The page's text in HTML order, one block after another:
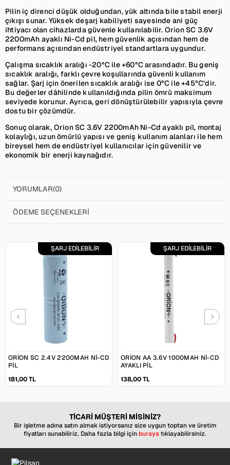
Pilin iç direnci düşük olduğundan, yük altında bile stabil enerji
çıkışı sunar. Yüksek deşarj kabiliyeti sayesinde ani güç
ihtiyacı olan cihazlarda güvenle kullanılabilir. Orion SC 3.6V
2200mAh ayaklı Ni-Cd pil, hem güvenlik açısından hem de
performans açısından endüstriyel standartlara uygundur.
Çalışma sıcaklık aralığı -20°C ile +60°C arasındadır. Bu geniş
sıcaklık aralığı, farklı çevre koşullarında güvenli kullanım
sağlar. Şarj için önerilen sıcaklık aralığı ise 0°C ile +45°C’dir.
Bu değerler dâhilinde kullanıldığında pilin ömrü maksimum
seviyede korunur. Ayrıca, geri dönüştürülebilir yapısıyla çevre
dostu bir çözümdür.
Sonuç olarak, Orion SC 3.6V 2200mAh Ni-Cd ayaklı pil, montaj
kolaylığı, uzun ömürlü yapısı ve geniş kullanım alanları ile hem
bireysel hem de endüstriyel kullanıcılar için güvenilir ve
ekonomik bir enerji kaynağıdır.
YORUMLAR(0)
ÖDEME SEÇENEKLERI
ORION SC 2.4V 2200MAH NI-CD
PIL
181,00 TL
ŞARJ EDİLEBİLİR
ORION AA 3.6V 1000MAH NI-CD
AYAKLI PIL
138,00 TL
ŞARJ EDİLEBİLİR
TİCARİ MÜŞTERİ MİSİNİZ?
Bir işletme adına satın almak istiyorsanız size uygun toptan ve üretim
fiyatları sunabiliriz. Daha fazla bilgi için burayatıklayabilirsiniz.